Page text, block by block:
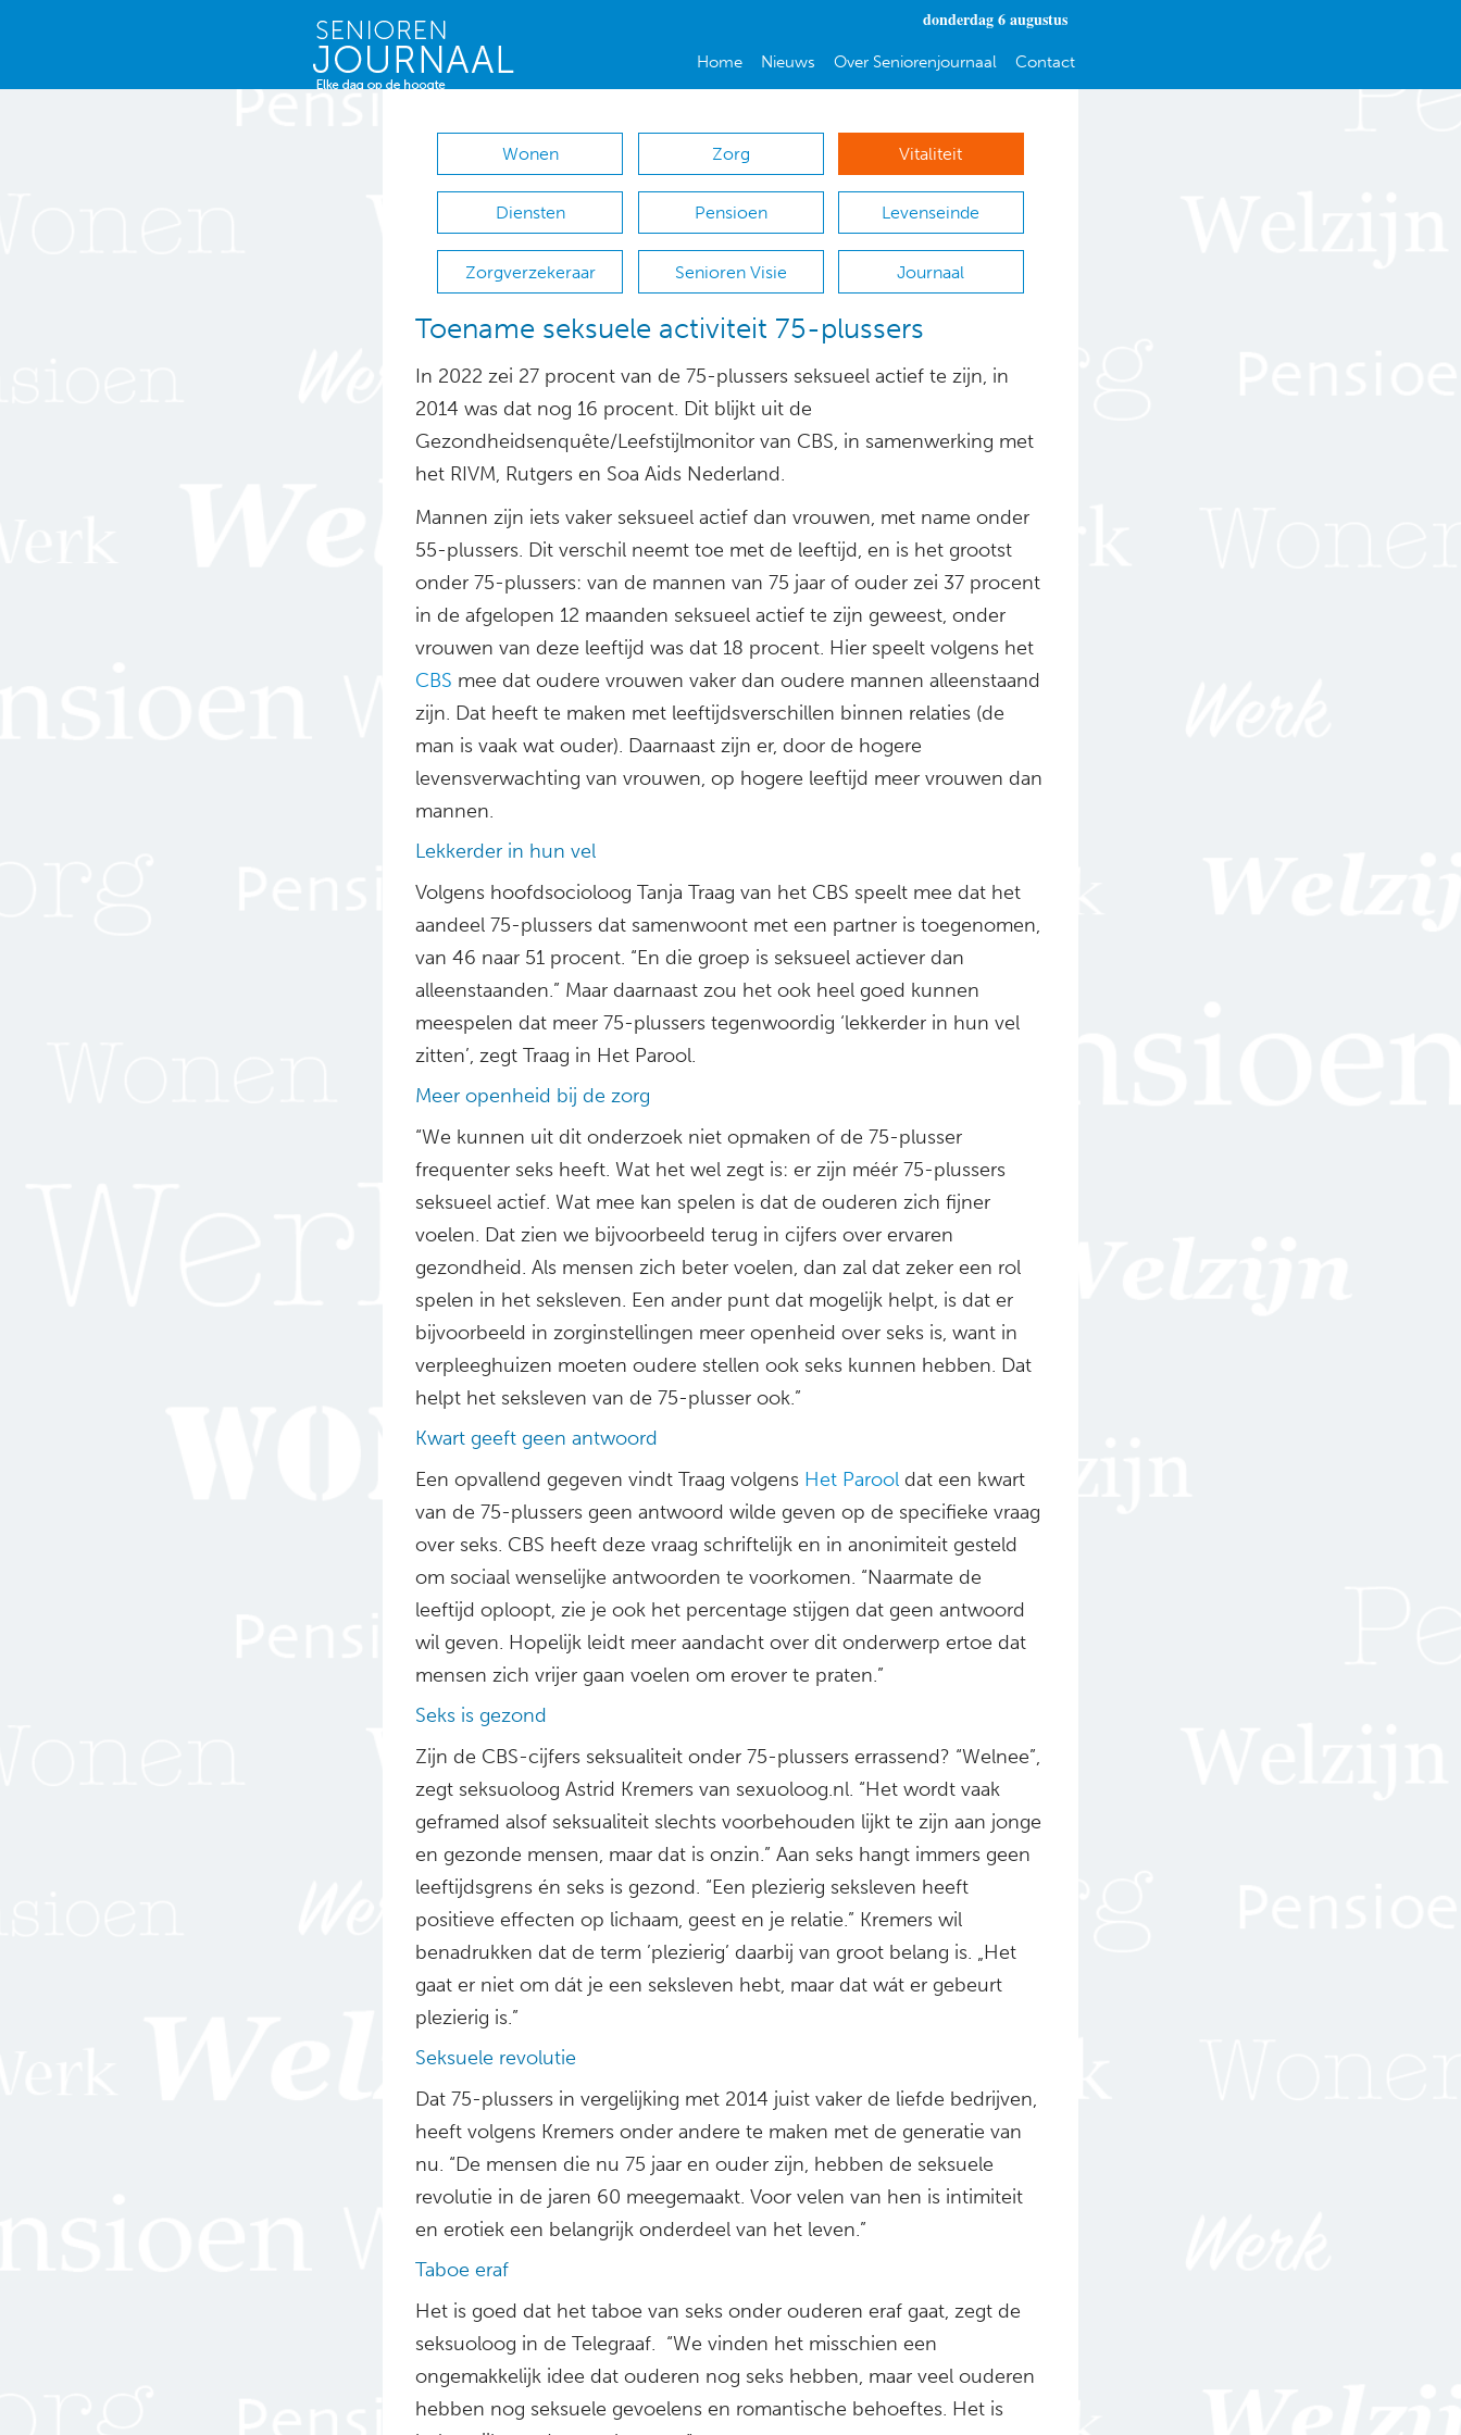
donderdag 6 augustus
Home Nieuws Over Seniorenjournaal Contact
Wonen Zorg Vitaliteit
Diensten Pensioen Levenseinde
Zorgverzekeraar Senioren Visie Journaal
Toename seksuele activiteit 75-plussers
In 2022 zei 27 procent van de 75-plussers seksueel actief te zijn, in
2014 was dat nog 16 procent. Dit blijkt uit de
Gezondheidsenquête/Leefstijlmonitor van CBS, in samenwerking met
het RIVM, Rutgers en Soa Aids Nederland.
Mannen zijn iets vaker seksueel actief dan vrouwen, met name onder
55-plussers. Dit verschil neemt toe met de leeftijd, en is het grootst
onder 75-plussers: van de mannen van 75 jaar of ouder zei 37 procent
in de afgelopen 12 maanden seksueel actief te zijn geweest, onder
vrouwen van deze leeftijd was dat 18 procent. Hier speelt volgens het
CBS mee dat oudere vrouwen vaker dan oudere mannen alleenstaand
zijn. Dat heeft te maken met leeftijdsverschillen binnen relaties (de
man is vaak wat ouder). Daarnaast zijn er, door de hogere
levensverwachting van vrouwen, op hogere leeftijd meer vrouwen dan
mannen.
Lekkerder in hun vel
Volgens hoofdsocioloog Tanja Traag van het CBS speelt mee dat het
aandeel 75-plussers dat samenwoont met een partner is toegenomen,
van 46 naar 51 procent. “En die groep is seksueel actiever dan
alleenstaanden.” Maar daarnaast zou het ook heel goed kunnen
meespelen dat meer 75-plussers tegenwoordig ‘lekkerder in hun vel
zitten’, zegt Traag in Het Parool.
Meer openheid bij de zorg
“We kunnen uit dit onderzoek niet opmaken of de 75-plusser
frequenter seks heeft. Wat het wel zegt is: er zijn méér 75-plussers
seksueel actief. Wat mee kan spelen is dat de ouderen zich fijner
voelen. Dat zien we bijvoorbeeld terug in cijfers over ervaren
gezondheid. Als mensen zich beter voelen, dan zal dat zeker een rol
spelen in het seksleven. Een ander punt dat mogelijk helpt, is dat er
bijvoorbeeld in zorginstellingen meer openheid over seks is, want in
verpleeghuizen moeten oudere stellen ook seks kunnen hebben. Dat
helpt het seksleven van de 75-plusser ook.”
Kwart geeft geen antwoord
Een opvallend gegeven vindt Traag volgens Het Parool dat een kwart
van de 75-plussers geen antwoord wilde geven op de specifieke vraag
over seks. CBS heeft deze vraag schriftelijk en in anonimiteit gesteld
om sociaal wenselijke antwoorden te voorkomen. “Naarmate de
leeftijd oploopt, zie je ook het percentage stijgen dat geen antwoord
wil geven. Hopelijk leidt meer aandacht over dit onderwerp ertoe dat
mensen zich vrijer gaan voelen om erover te praten.”
Seks is gezond
Zijn de CBS-cijfers seksualiteit onder 75-plussers errassend? “Welnee”,
zegt seksuoloog Astrid Kremers van sexuoloog.nl. “Het wordt vaak
geframed alsof seksualiteit slechts voorbehouden lijkt te zijn aan jonge
en gezonde mensen, maar dat is onzin.” Aan seks hangt immers geen
leeftijdsgrens én seks is gezond. “Een plezierig seksleven heeft
positieve effecten op lichaam, geest en je relatie.” Kremers wil
benadrukken dat de term ’plezierig’ daarbij van groot belang is. „Het
gaat er niet om dát je een seksleven hebt, maar dat wát er gebeurt
plezierig is.”
Seksuele revolutie
Dat 75-plussers in vergelijking met 2014 juist vaker de liefde bedrijven,
heeft volgens Kremers onder andere te maken met de generatie van
nu. “De mensen die nu 75 jaar en ouder zijn, hebben de seksuele
revolutie in de jaren 60 meegemaakt. Voor velen van hen is intimiteit
en erotiek een belangrijk onderdeel van het leven.”
Taboe eraf
Het is goed dat het taboe van seks onder ouderen eraf gaat, zegt de
seksuoloog in de Telegraaf. “We vinden het misschien een
ongemakkelijk idee dat ouderen nog seks hebben, maar veel ouderen
hebben nog seksuele gevoelens en romantische behoeftes. Het is